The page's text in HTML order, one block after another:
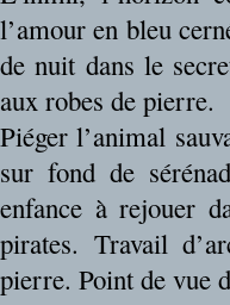
l’amour en bleu
de nuit dans le
aux robes de pierre.
Piéger l’animal
sur fond de
enfance à rejouer
pirates. Travail
pierre. Point de vue